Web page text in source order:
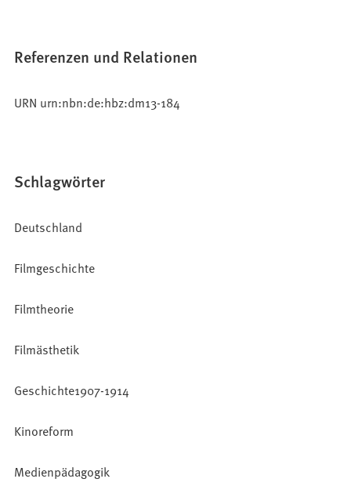
Referenzen und Relationen
URN urn:nbn:de:hbz:dm13-184
Schlagwörter
Deutschland
Filmgeschichte
Filmtheorie
Filmästhetik
Geschichte1907-1914
Kinoreform
Medienpädagogik